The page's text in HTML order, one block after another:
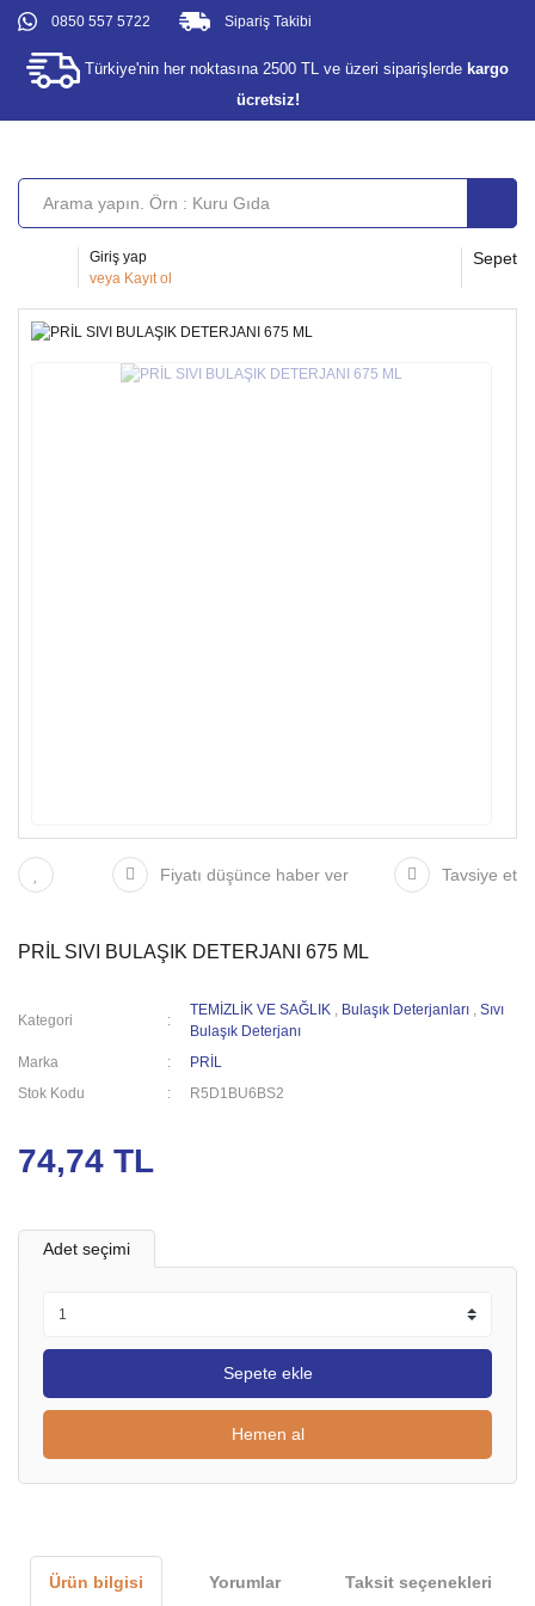
0850 557 5722
Türkiye'nin her noktasına 2500 TL ve üzeri siparişlerde kargo
ücretsiz!
Sipariş Takibi
Giriş yap
veya Kayıt ol
Sepet
Fiyatı düşünce haber ver Tavsiye et
PRİL SIVI BULAŞIK DETERJANI 675 ML
Kategori
TEMİZLİK VE SAĞLIK , Bulaşık Deterjanları ,Sıvı
Bulaşık Deterjanı
Marka
PRİL
Stok Kodu
R5D1BU6BS2
74,74 TL
Adet seçimi
Sepete ekle
Hemen al
Ürün bilgisi Yorumlar Taksit seçenekleri